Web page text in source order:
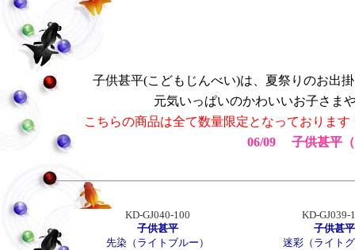
子供甚平(こどもじんべい)は、夏祭りのお出
元気いっぱいのかわいいお子さま
こちらの商品は全て数量限定となっておりま
06/09
子供甚平（
KD-GJ040-100
子供甚平
先染（ライトブルー）
KD-GJ039-
子供甚平
迷彩（ライト